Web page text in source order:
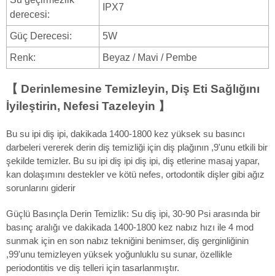
derecesi:
IPX7
Güç Derecesi: 5W
Renk: Beyaz / Mavi / Pembe
【 Derinlemesine Temizleyin, Diş Eti Sağlığını
İyileştirin, Nefesi Tazeleyin 】
Bu su ipi diş ipi, dakikada 1400-1800 kez yüksek su basıncı
darbeleri vererek derin diş temizliği için diş plağının ,9'unu etkili bir
şekilde temizler. Bu su ipi diş ipi diş ipi, diş etlerine masaj yapar,
kan dolaşımını destekler ve kötü nefes, ortodontik dişler gibi ağız
sorunlarını giderir
Güçlü Basınçla Derin Temizlik: Su diş ipi, 30-90 Psi arasında bir
basınç aralığı ve dakikada 1400-1800 kez nabız hızı ile 4 mod
sunmak için en son nabız tekniğini benimser, diş gerginliğinin
,99'unu temizleyen yüksek yoğunluklu su sunar, özellikle
periodontitis ve diş telleri için tasarlanmıştır.